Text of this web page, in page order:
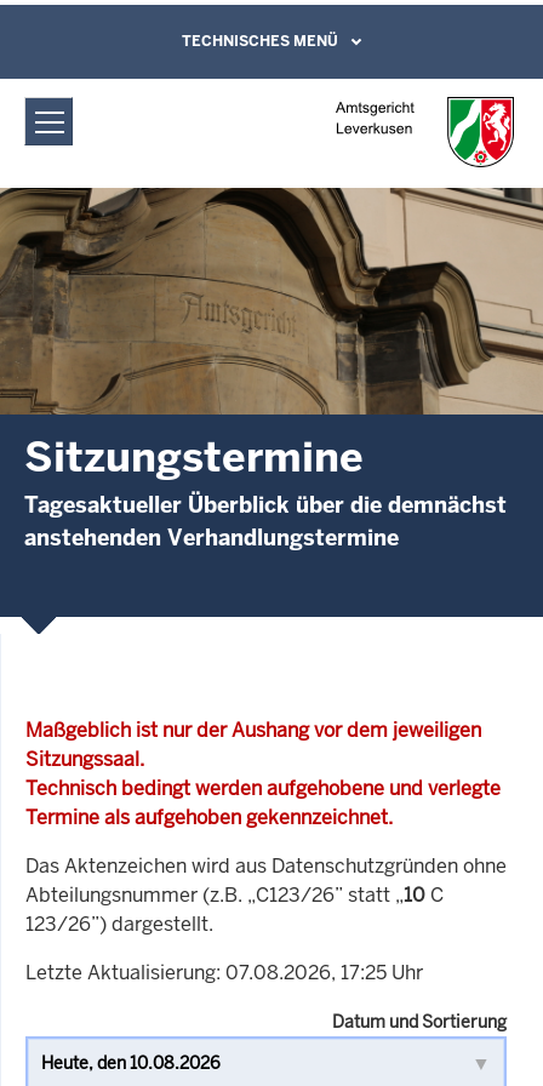
Amtsgericht Leverkusen:
Sitzungstermine
Direkt zum Inhalt
Leichte Sprache, Gebärdensprachenvideo
und Kontaktformular
TECHNISCHES MENÜ
Sitzungstermine
Tagesaktueller Überblick über die demnächst
anstehenden Verhandlungstermine
Maßgeblich ist nur der Aushang vor dem jeweiligen
Sitzungssaal.
Technisch bedingt werden aufgehobene und verlegte
Termine als aufgehoben gekennzeichnet.
Das Aktenzeichen wird aus Datenschutzgründen ohne
Abteilungsnummer (z.B. „C123/26” statt „10 C
123/26”) dargestellt.
Letzte Aktualisierung: 07.08.2026, 17:25 Uhr
Datum und Sortierung